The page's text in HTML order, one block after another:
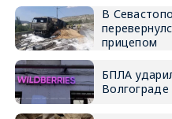
В
прицепом
БПЛА